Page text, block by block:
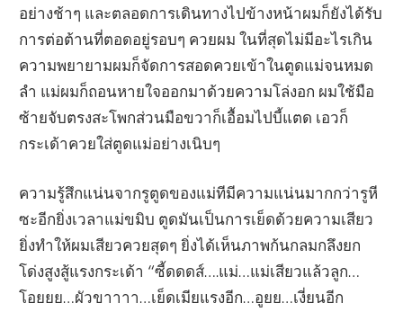
อย่างช้าๆ และตลอดการเดินทางไปข้างหน้าผมก็ยังได้รับ
การต่อต้านที่ตอดอยู่รอบๆ ควยผม ในที่สุดไม่มีอะไรเกิน
ความพยายามผมก็จัดการสอดควยเข้าในตูดแม่จนหมด
ลำ แม่ผมก็ถอนหายใจออกมาด้วยความโล่งอก ผมใช้มือ
ซ้ายจับตรงสะโพกส่วนมือขวาก็เอื้อมไปบี้แตด เอวก็
กระเด้าควยใส่ตูดแม่อย่างเนิบๆ
ความรู้สึกแน่นจากรูตูดของแม่ทีมีความแน่นมากกว่ารูหี
ซะอีกยิ่งเวลาแม่ขมิบ ตูดมันเป็นการเย็ดด้วยความเสียว
ยิ่งทำให้ผมเสียวควยสุดๆ ยิ่งได้เห็นภาพก้นกลมกลึงยก
โด่งสูงสู้แรงกระเด้า “ซี้ดดดส์….แม่…แม่เสียวแล้วลูก…
โอยยย…ผัวขาาาา…เย็ดเมียแรงอีก…อูยย…เงี่ยนอีก